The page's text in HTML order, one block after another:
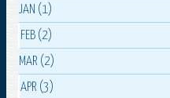
JAN (1)
FEB (2)
MAR (2)
APR (3)